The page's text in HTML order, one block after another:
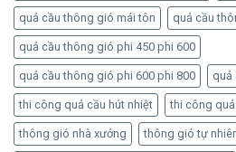
quả cầu thông gió mái tôn quả cầu
quả cầu thông gió phi 450 phi 600
quả cầu thông gió phi 600 phi 800 quả
thi công quả cầu hút nhiệt thi công
thông gió nhà xưởng thông gió tự